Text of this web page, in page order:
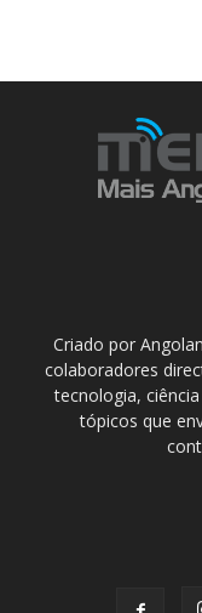
Criado por
colaboradores
tecnologia,
tópicos que